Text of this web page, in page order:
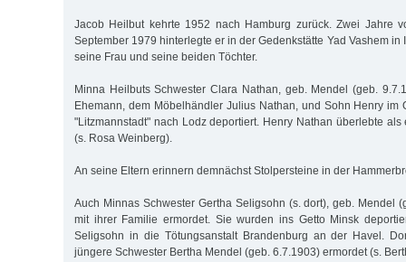
Jacob Heilbut kehrte 1952 nach Hamburg zurück. Zwei Jahre
September 1979 hinterlegte er in der Gedenkstätte Yad Vashem in
seine Frau und seine beiden Töchter.
Minna Heilbuts Schwester Clara Nathan, geb. Mendel (geb.
Ehemann, dem Möbelhändler Julius Nathan, und Sohn Henry im
"Litzmannstadt" nach Lodz deportiert. Henry Nathan überlebte
(s. Rosa Weinberg).
An seine Eltern erinnern demnächst Stolpersteine in der
Auch Minnas Schwester Gertha Seligsohn (s. dort), geb. Mendel
mit ihrer Familie ermordet. Sie wurden ins Getto Minsk
Seligsohn in die Tötungsanstalt Brandenburg an der Havel.
jüngere Schwester Bertha Mendel (geb. 6.7.1903) ermordet (s.